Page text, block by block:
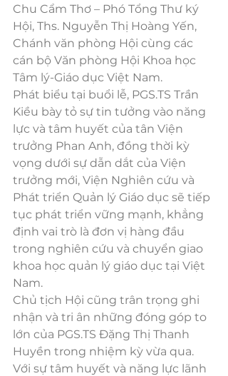
Chu Cẩm Thơ – Phó Tổng Thư ký
Hội, Ths. Nguyễn Thị Hoàng Yến,
Chánh văn phòng Hội cùng các
cán bộ Văn phòng Hội Khoa học
Tâm lý-Giáo dục Việt Nam.
Phát biểu tại buổi lễ, PGS.TS Trần
Kiều bày tỏ sự tin tưởng vào năng
lực và tâm huyết của tân Viện
trưởng Phan Anh, đồng thời kỳ
vọng dưới sự dẫn dắt của Viện
trưởng mới, Viện Nghiên cứu và
Phát triển Quản lý Giáo dục sẽ tiếp
tục phát triển vững mạnh, khẳng
định vai trò là đơn vị hàng đầu
trong nghiên cứu và chuyển giao
khoa học quản lý giáo dục tại Việt
Nam.
Chủ tịch Hội cũng trân trọng ghi
nhận và tri ân những đóng góp to
lớn của PGS.TS Đặng Thị Thanh
Huyền trong nhiệm kỳ vừa qua.
Với sự tâm huyết và năng lực lãnh